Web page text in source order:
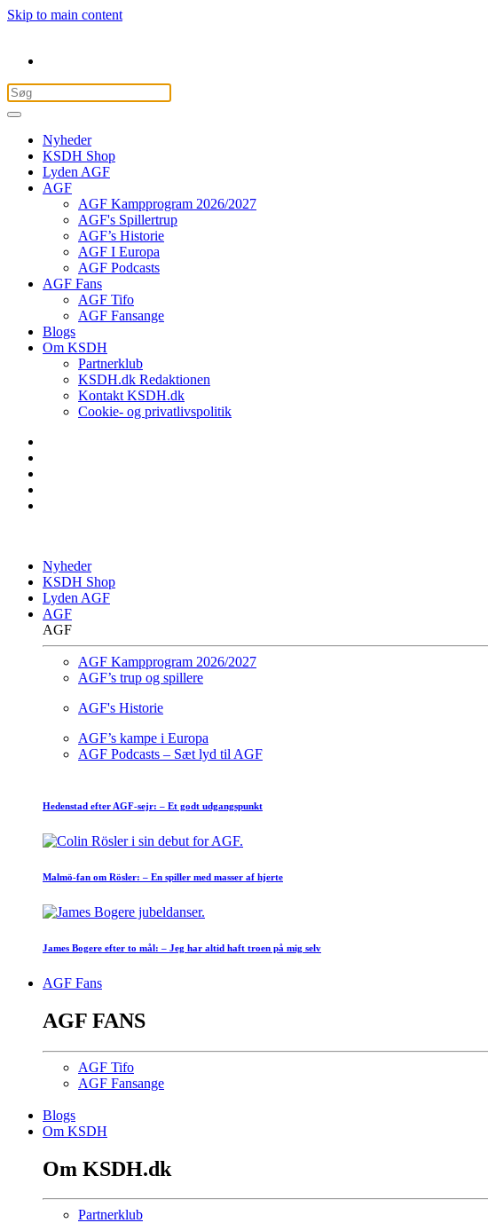
Skip to main content
Nyheder
KSDH Shop
Lyden AGF
AGF
AGF Kampprogram 2026/2027
AGF's Spillertrup
AGF’s Historie
AGF I Europa
AGF Podcasts
AGF Fans
AGF Tifo
AGF Fansange
Blogs
Om KSDH
Partnerklub
KSDH.dk Redaktionen
Kontakt KSDH.dk
Cookie- og privatlivspolitik
Nyheder
KSDH Shop
Lyden AGF
AGF
AGF
AGF Kampprogram 2026/2027
AGF’s trup og spillere
AGF's Historie
AGF’s kampe i Europa
AGF Podcasts – Sæt lyd til AGF
Hedenstad efter AGF-sejr: – Et godt udgangspunkt
Malmö-fan om Rösler: – En spiller med masser af hjerte
James Bogere efter to mål: – Jeg har altid haft troen på mig selv
AGF Fans
AGF FANS
AGF Tifo
AGF Fansange
Blogs
Om KSDH
Om KSDH.dk
Partnerklub